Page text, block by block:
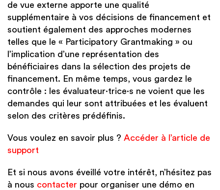
de vue externe apporte une qualité
supplémentaire à vos décisions de financement et
soutient également des approches modernes
telles que le « Participatory Grantmaking » ou
l’implication d’une représentation des
bénéficiaires dans la sélection des projets de
financement. En même temps, vous gardez le
contrôle : les évaluateur·trice·s ne voient que les
demandes qui leur sont attribuées et les évaluent
selon des critères prédéfinis.
Vous voulez en savoir plus ? Accéder à l’article de
support
Et si nous avons éveillé votre intérêt, n’hésitez pas
à nous contacter pour organiser une démo en